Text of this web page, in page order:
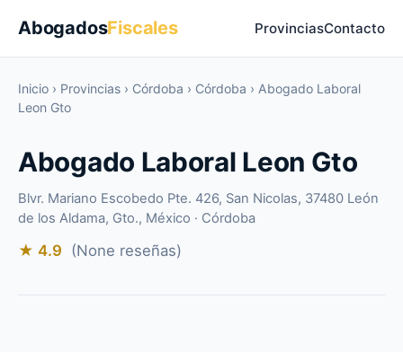
AbogadosFiscales ProvinciasContacto
Inicio › Provincias › Córdoba › Córdoba › Abogado Laboral
Leon Gto
Abogado Laboral Leon Gto
Blvr. Mariano Escobedo Pte. 426, San Nicolas, 37480 León
de los Aldama, Gto., México · Córdoba
★ 4.9 (None reseñas)